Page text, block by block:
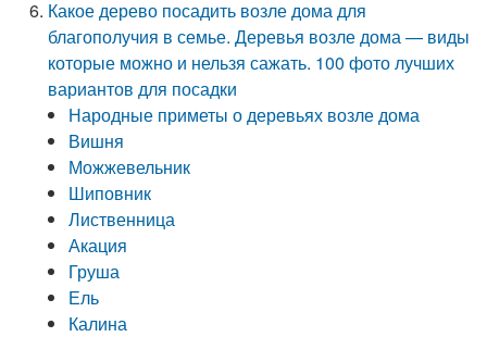
Какое дерево посадить возле дома для
благополучия в семье. Деревья возле дома — виды
которые можно и нельзя сажать. 100 фото лучших
вариантов для посадки
Народные приметы о деревьях возле дома
Вишня
Можжевельник
Шиповник
Лиственница
Акация
Груша
Ель
Калина